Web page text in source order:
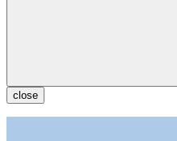
close